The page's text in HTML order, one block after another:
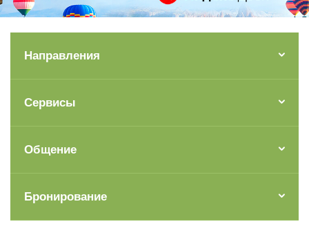
Направления
Сервисы
Общение
Бронирование